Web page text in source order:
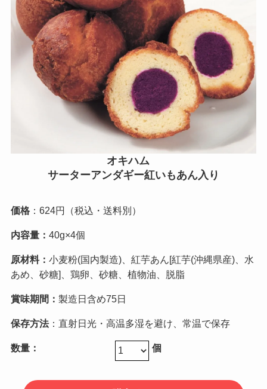
オキハム
サーターアンダギー紅いもあん入り
価格：624円（税込・送料別）
内容量： 40g×4個
原材料： 小麦粉(国内製造)、紅芋あん[紅芋(沖縄県産)、水
あめ、砂糖]、鶏卵、砂糖、植物油、脱脂
賞味期間： 製造日含め75日
保存方法：直射日光・高温多湿を避け、常温で保存
数量： 個